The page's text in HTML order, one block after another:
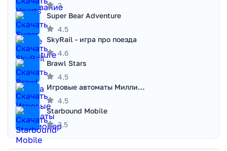
3
Super Bear Adventure
4.5
SkyRail - игра про поезда
4.6
Brawl Stars
4.5
Игровые автоматы Миллионер
4.5
Starbound Mobile
3.5